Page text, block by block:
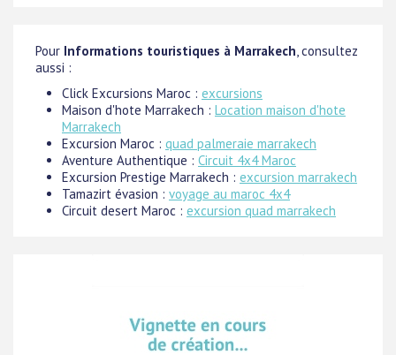
Pour Informations touristiques à Marrakech, consultez
aussi :
Click Excursions Maroc : excursions
Maison d'hote Marrakech : Location maison d'hote
Marrakech
Excursion Maroc : quad palmeraie marrakech
Aventure Authentique : Circuit 4x4 Maroc
Excursion Prestige Marrakech : excursion marrakech
Tamazirt évasion : voyage au maroc 4x4
Circuit desert Maroc : excursion quad marrakech